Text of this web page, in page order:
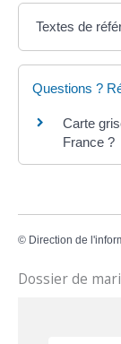
Textes de
Questions ?
Carte
France ?
© Direction de
Dossier de